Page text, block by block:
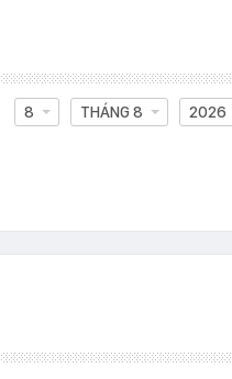
8 THÁNG 8 2026